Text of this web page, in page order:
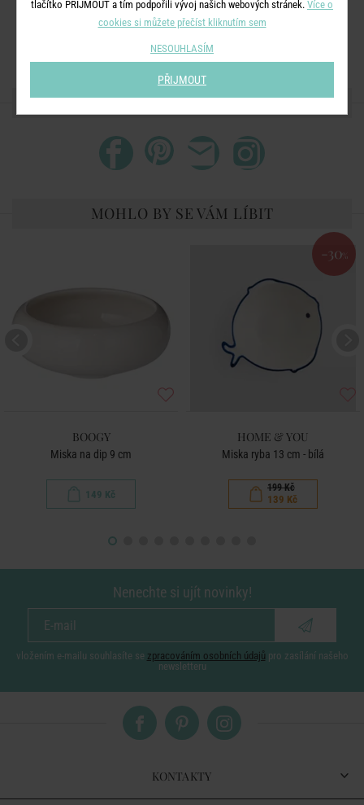
Rozměry:průměr 14 cm, V 9,5 cm, objem 700 ml
Materiál:kamenina
SDÍLEJTE S PŘÁTELI
MOHLO BY SE VÁM LÍBIT
BOOGY
Miska na dip 9 cm
149 Kč
-30 %
HOME & YOU
Miska ryba 13 cm - bílá
199 Kč
139 Kč
Nenechte si ujít novinky!
vložením e-mailu souhlasíte se zpracováním osobních údajů pro zasílání našeho
newsletteru
KONTAKTY
tlačítko PŘIJMOUT a tím podpořili vývoj našich webových stránek. Více o
cookies si můžete přečíst kliknutím sem
NESOUHLASÍM
PŘIJMOUT